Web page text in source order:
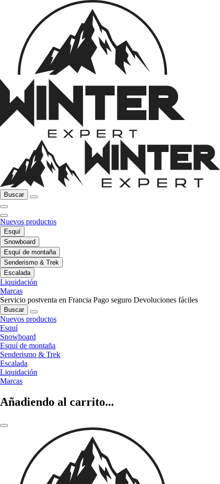
Buscar
Nuevos productos
Esquí
Snowboard
Esquí de montaña
Senderismo & Trek
Escalada
Liquidación
Marcas
Servicio postventa en Francia Pago seguro Devoluciones fáciles
Buscar
Nuevos productos
Esquí
Snowboard
Esquí de montaña
Senderismo & Trek
Escalada
Liquidación
Marcas
Añadiendo al carrito...